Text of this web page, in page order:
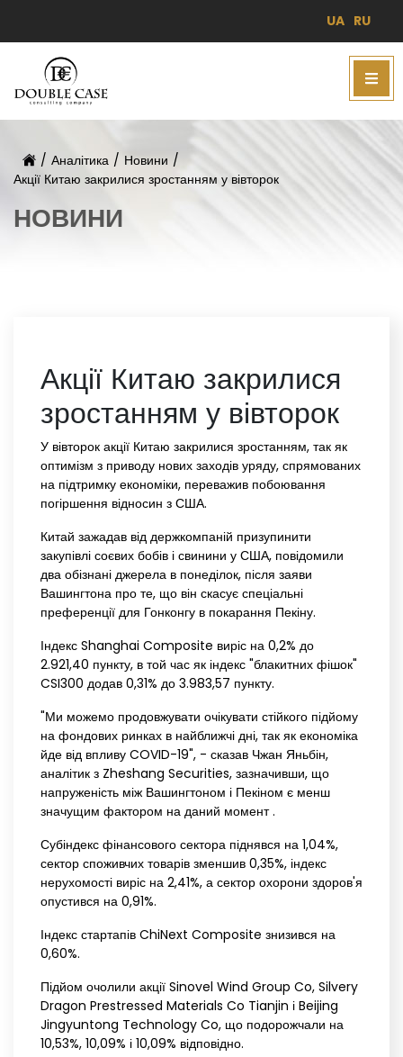
UA RU
/ Аналітика / Новини /
Акції Китаю закрилися зростанням у вівторок
НОВИНИ
Акції Китаю закрилися
зростанням у вівторок
У вівторок акції Китаю закрилися зростанням, так як
оптимізм з приводу нових заходів уряду, спрямованих
на підтримку економіки, переважив побоювання
погіршення відносин з США.
Китай зажадав від держкомпаній призупинити
закупівлі соєвих бобів і свинини у США, повідомили
два обізнані джерела в понеділок, після заяви
Вашингтона про те, що він скасує спеціальні
преференції для Гонконгу в покарання Пекіну.
Індекс Shanghai Composite виріс на 0,2% до
2.921,40 пункту, в той час як індекс "блакитних фішок"
CSI300 додав 0,31% до 3.983,57 пункту.
"Ми можемо продовжувати очікувати стійкого підйому
на фондових ринках в найближчі дні, так як економіка
йде від впливу COVID-19", - сказав Чжан Яньбін,
аналітик з Zheshang Securities, зазначивши, що
напруженість між Вашингтоном і Пекіном є менш
значущим фактором на даний момент .
Субіндекс фінансового сектора піднявся на 1,04%,
сектор споживчих товарів зменшив 0,35%, індекс
нерухомості виріс на 2,41%, а сектор охорони здоров'я
опустився на 0,91%.
Індекс стартапів ChiNext Composite знизився на
0,60%.
Підйом очолили акції Sinovel Wind Group Co, Silvery
Dragon Prestressed Materials Co Tianjin і Beijing
Jingyuntong Technology Co, що подорожчали на
10,53%, 10,09% і 10,09% відповідно.